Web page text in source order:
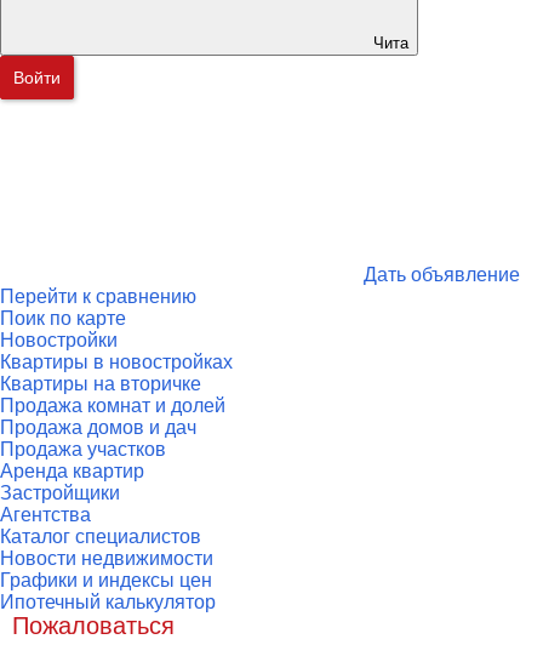
Чита
Войти
Дать объявление
Перейти к сравнению
Поик по карте
Новостройки
Квартиры в новостройках
Квартиры на вторичке
Продажа комнат и долей
Продажа домов и дач
Продажа участков
Аренда квартир
Застройщики
Агентства
Каталог специалистов
Новости недвижимости
Графики и индексы цен
Ипотечный калькулятор
Пожаловаться